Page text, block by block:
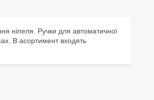
ніпеля. Ручки для автоматичної
В асортимент входять